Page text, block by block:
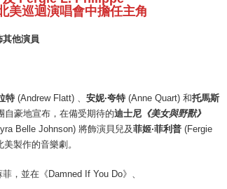
美巡迴演唱會中擔任主角
其他演員
特 (Andrew Flatt) 、 安妮·夸特 (Anne Quart) 和托馬斯
自豪地宣布，在備受期待的迪士尼《美女與野獸》
Belle Johnson) 將飾演貝兒及菲姬·菲利普 (Fergie
製作的音樂劇 。
，並在《Damned If You Do》、